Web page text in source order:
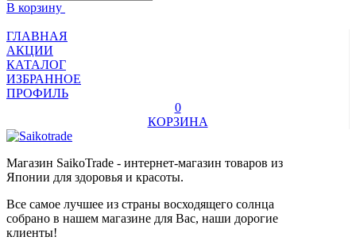
В корзину
ГЛАВНАЯ
АКЦИИ
КАТАЛОГ
ИЗБРАННОЕ
ПРОФИЛЬ
0
КОРЗИНА
Магазин SaikoTrade - интернет-магазин товаров из
Японии для здоровья и красоты.
Все самое лучшее из страны восходящего солнца
собрано в нашем магазине для Вас, наши дорогие
клиенты!